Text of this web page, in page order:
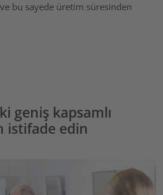
bu sayede üretim süresinden
geniş kapsamlı
istifade edin